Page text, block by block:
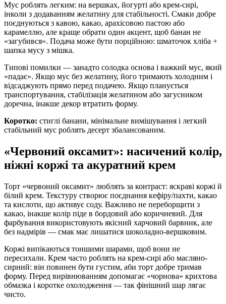
Мус роблять легким: на вершках, йогурті або крем-сирі,
інколи з додаванням желатину для стабільності. Смаки добре
поєднуються з кавою, какао, арахісовою пастою або
карамеллю, але краще обрати один акцент, щоб банан не
«загубився». Подача може бути порційною: шматочок хліба +
шапка мусу з мішка.
Типові помилки — занадто солодка основа і важкий мус, який
«падає». Якщо мус без желатину, його тримають холодним і
відсаджують прямо перед подачею. Якщо планується
транспортування, стабілізація желатином або загусником
доречна, інакше декор втратить форму.
Коротко: стиглі банани, мінімальне вимішування і легкий
стабільний мус роблять десерт збалансованим.
«Червоний оксамит»: насичений колір,
ніжні коржі та акуратний крем
Торт «червоний оксамит» люблять за контраст: яскраві коржі й
білий крем. Текстуру створює поєднання кефіру/пахти, какао
та кислоти, що активує соду. Важливо не переборщити з
какао, інакше колір піде в бордовий або коричневий. Для
фарбування використовують якісний харчовий барвник, але
без надмірів — смак має лишатися шоколадно-вершковим.
Коржі випікаються тоншими шарами, щоб вони не
пересихали. Крем часто роблять на крем-сирі або масляно-
сирний: він повинен бути густим, аби торт добре тримав
форму. Перед вирівнюванням допомагає «чорнова» крихтова
обмазка і коротке охолодження — так фінішний шар лягає
чисто.